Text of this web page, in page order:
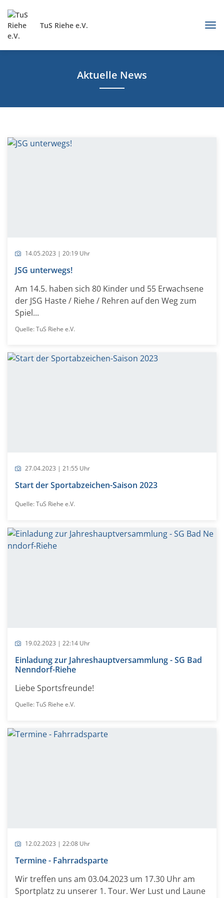
TuS Riehe e.V.
Aktuelle News
14.05.2023 | 20:19 Uhr
JSG unterwegs!
Am 14.5. haben sich 80 Kinder und 55 Erwachsene
der JSG Haste / Riehe / Rehren auf den Weg zum
Spiel...
Quelle: TuS Riehe e.V.
27.04.2023 | 21:55 Uhr
Start der Sportabzeichen-Saison 2023
Quelle: TuS Riehe e.V.
19.02.2023 | 22:14 Uhr
Einladung zur Jahreshauptversammlung - SG Bad
Nenndorf-Riehe
Liebe Sportsfreunde!
Quelle: TuS Riehe e.V.
12.02.2023 | 22:08 Uhr
Termine - Fahrradsparte
Wir treffen uns am 03.04.2023 um 17.30 Uhr am
Sportplatz zu unserer 1. Tour. Wer Lust und Laune